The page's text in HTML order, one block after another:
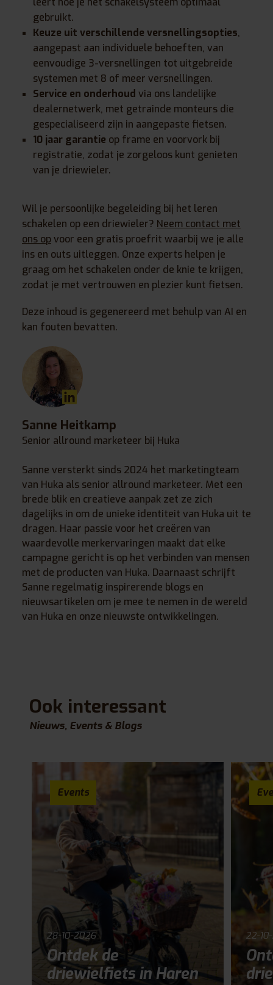
gebruikt.
Keuze uit verschillende versnellingsopties,
aangepast aan individuele behoeften, van
eenvoudige 3-versnellingen tot uitgebreide
systemen met 8 of meer versnellingen.
Service en onderhoud via ons landelijke
dealernetwerk, met getrainde monteurs die
gespecialiseerd zijn in aangepaste fietsen.
10 jaar garantie op frame en voorvork bij
registratie, zodat je zorgeloos kunt genieten
van je driewieler.
Wil je persoonlijke begeleiding bij het leren
schakelen op een driewieler? Neem contact met
ons opvoor een gratis proefrit waarbij we je alle
ins en outs uitleggen. Onze experts helpen je
graag om het schakelen onder de knie te krijgen,
zodat je met vertrouwen en plezier kunt fietsen.
Deze inhoud is gegenereerd met behulp van AI en
kan fouten bevatten.
Sanne Heitkamp
Senior allround marketeer bij Huka
Sanne versterkt sinds 2024 het marketingteam
van Huka als senior allround marketeer. Met een
brede blik en creatieve aanpak zet ze zich
dagelijks in om de unieke identiteit van Huka uit te
dragen. Haar passie voor het creëren van
waardevolle merkervaringen maakt dat elke
campagne gericht is op het verbinden van mensen
met de producten van Huka. Daarnaast schrijft
Sanne regelmatig inspirerende blogs en
nieuwsartikelen om je mee te nemen in de wereld
van Huka en onze nieuwste ontwikkelingen.
Ook interessant
Nieuws, Events & Blogs
Events
28-10-2026
Ontdek de
driewielfiets in Haren
22-